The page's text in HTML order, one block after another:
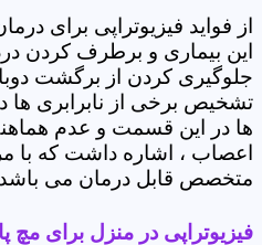
از فواید فیزیوتراپی برای
این بیماری و برطرف کردن
جلوگیری کردن از برگشت
تشخیص برخی از نابرابری
ها در این قسمت و عدم
اعصاب ، اشاره داشت که با
متخصص قابل درمان می
فیزیوتراپی در منزل برای مچ پا